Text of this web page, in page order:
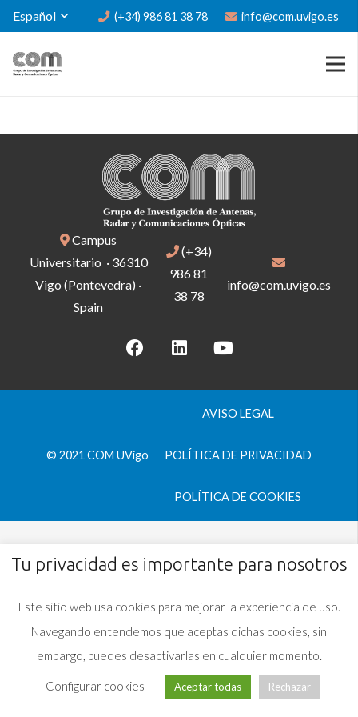
Español (+34) 986 81 38 78 info@com.uvigo.es
Campus
Universitario · 36310
Vigo (Pontevedra) ·
Spain
(+34)
986 81
38 78
info@com.uvigo.es
© 2021 COM UVigo
AVISO LEGAL
POLÍTICA DE PRIVACIDAD
POLÍTICA DE COOKIES
Tu privacidad es importante para nosotros
Este sitio web usa cookies para mejorar la experiencia de uso.
Navegando entendemos que aceptas dichas cookies, sin
embargo, puedes desactivarlas en cualquier momento.
Configurar cookies Aceptar todas Rechazar